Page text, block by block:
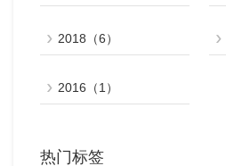
2018（6）
2016（1）
热门标签